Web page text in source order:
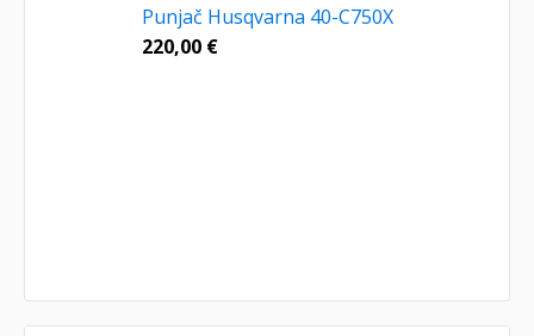
Punjač Husqvarna 40-C750X
220,00 €